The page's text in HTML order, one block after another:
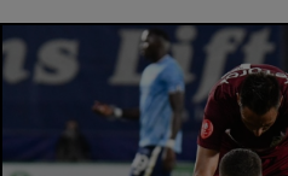
SuperLiga
Liga 2
Cupa României
Echipa